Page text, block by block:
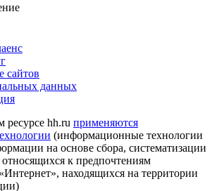
сайтов
данных
hh.ru применяются
(информационные технологии
на основе сбора, систематизации
к предпочтениям
находящихся на территории